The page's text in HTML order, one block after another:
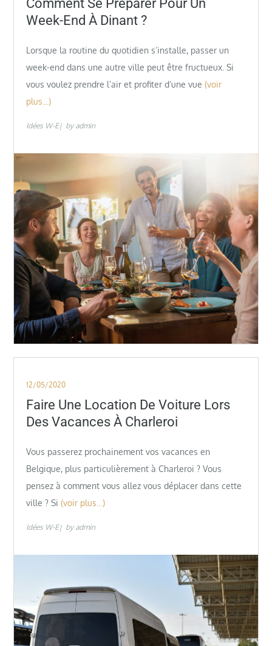
Comment Se Préparer Pour Un
Week-End À Dinant ?
Lorsque la routine du quotidien s’installe, passer un
week-end dans une autre ville peut être fructueux. Si
vous voulez prendre l’air et profiter d’une vue (voir
plus…)
Idées W-E by admin
Posted
on
12/05/2020
Faire Une Location De Voiture Lors
Des Vacances À Charleroi
Vous passerez prochainement vos vacances en
Belgique, plus particulièrement à Charleroi ? Vous
pensez à comment vous allez vous déplacer dans cette
ville ? Si (voir plus…)
Idées W-E by admin